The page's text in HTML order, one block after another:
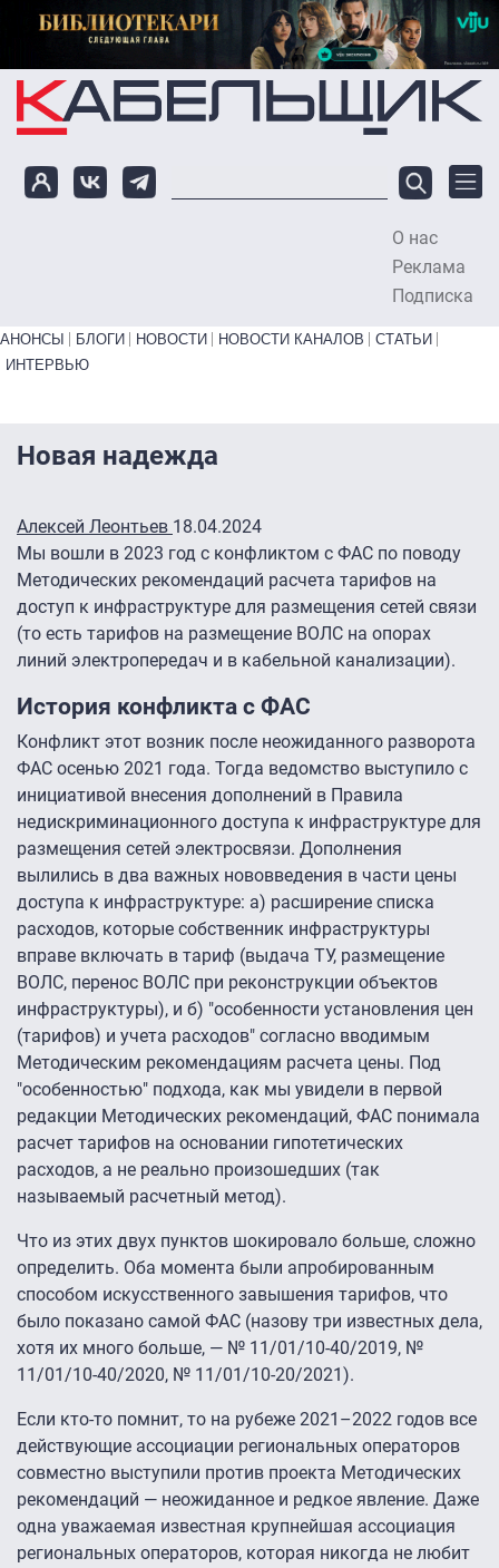
Перейти к основному содержанию
О нас
Реклама
Подписка
Primary links bottom
АНОНСЫ БЛОГИ НОВОСТИ НОВОСТИ КАНАЛОВ
СТАТЬИ
ИНТЕРВЬЮ
Новая надежда
Алексей Леонтьев 18.04.2024
Мы вошли в 2023 год с конфликтом с ФАС по поводу
Методических рекомендаций расчета тарифов на
доступ к инфраструктуре для размещения сетей связи
(то есть тарифов на размещение ВОЛС на опорах
линий электропередач и в кабельной канализации).
История конфликта с ФАС
Конфликт этот возник после неожиданного разворота
ФАС осенью 2021 года. Тогда ведомство выступило с
инициативой внесения дополнений в Правила
недискриминационного доступа к инфраструктуре для
размещения сетей электросвязи. Дополнения
вылились в два важных нововведения в части цены
доступа к инфраструктуре: а) расширение списка
расходов, которые собственник инфраструктуры
вправе включать в тариф (выдача ТУ, размещение
ВОЛС, перенос ВОЛС при реконструкции объектов
инфраструктуры), и б) "особенности установления цен
(тарифов) и учета расходов" согласно вводимым
Методическим рекомендациям расчета цены. Под
"особенностью" подхода, как мы увидели в первой
редакции Методических рекомендаций, ФАС понимала
расчет тарифов на основании гипотетических
расходов, а не реально произошедших (так
называемый расчетный метод).
Что из этих двух пунктов шокировало больше, сложно
определить. Оба момента были апробированным
способом искусственного завышения тарифов, что
было показано самой ФАС (назову три известных дела,
хотя их много больше, — № 11/01/10-40/2019, №
11/01/10-40/2020, № 11/01/10-20/2021).
Если кто-то помнит, то на рубеже 2021–2022 годов все
действующие ассоциации региональных операторов
совместно выступили против проекта Методических
рекомендаций — неожиданное и редкое явление. Даже
одна уважаемая известная крупнейшая ассоциация
региональных операторов, которая никогда не любит